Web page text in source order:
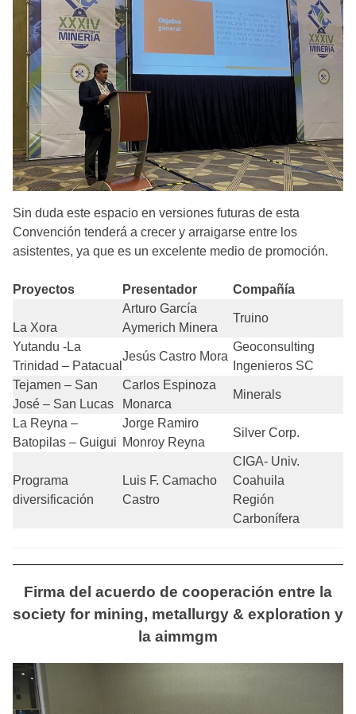
Sin duda este espacio en versiones futuras de esta
Convención tenderá a crecer y arraigarse entre los
asistentes, ya que es un excelente medio de promoción.
Proyectos Presentador Compañía
La Xora
Arturo García
Aymerich Minera
Truino
Yutandu -La
Trinidad – Patacual
Jesús Castro Mora
Geoconsulting
Ingenieros SC
Tejamen – San
José – San Lucas
Carlos Espinoza
Monarca
Minerals
La Reyna –
Batopilas – Guigui
Jorge Ramiro
Monroy Reyna
Silver Corp.
Programa
diversificación
Luis F. Camacho
Castro
CIGA- Univ.
Coahuila
Región
Carbonífera
Firma del acuerdo de cooperación entre la
society for mining, metallurgy & exploration y
la aimmgm